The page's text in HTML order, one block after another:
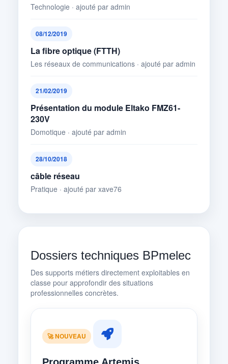
Technologie · ajouté par admin
08/12/2019
La fibre optique (FTTH)
Les réseaux de communications · ajouté par admin
21/02/2019
Présentation du module Eltako FMZ61-
230V
Domotique · ajouté par admin
28/10/2018
câble réseau
Pratique · ajouté par xave76
Dossiers techniques BPmelec
Des supports métiers directement exploitables en
classe pour approfondir des situations
professionnelles concrètes.
🚀 NOUVEAU